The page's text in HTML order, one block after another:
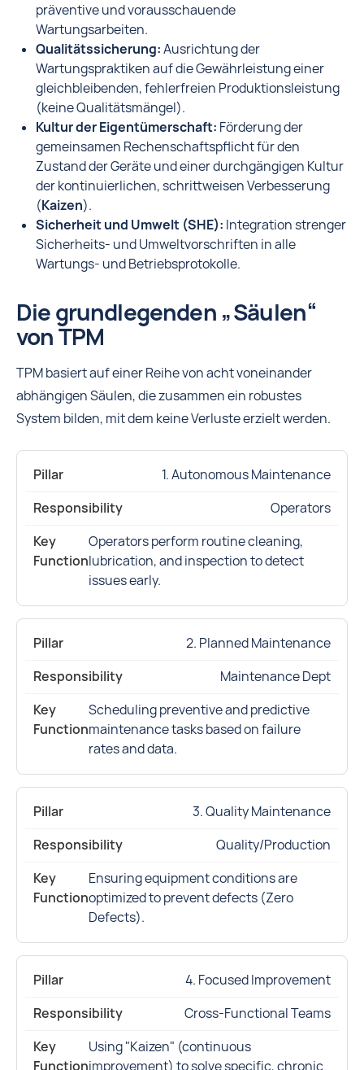
präventive und vorausschauende
Wartungsarbeiten.
Qualitätssicherung:Ausrichtung der
Wartungspraktiken auf die Gewährleistung einer
gleichbleibenden, fehlerfreien Produktionsleistung
(keine Qualitätsmängel).
Kultur der Eigentümerschaft: Förderung der
gemeinsamen Rechenschaftspflicht für den
Zustand der Geräte und einer durchgängigen Kultur
der kontinuierlichen, schrittweisen Verbesserung
(Kaizen).
Sicherheit und Umwelt (SHE): Integration strenger
Sicherheits- und Umweltvorschriften in alle
Wartungs- und Betriebsprotokolle.
Die grundlegenden „Säulen“
von TPM
TPM basiert auf einer Reihe von acht voneinander
abhängigen Säulen, die zusammen ein robustes
System bilden, mit dem keine Verluste erzielt werden.
1. Autonomous Maintenance
Operators
Operators perform routine cleaning,
lubrication, and inspection to detect
issues early.
2. Planned Maintenance
Maintenance Dept
Scheduling preventive and predictive
maintenance tasks based on failure
rates and data.
3. Quality Maintenance
Quality/Production
Ensuring equipment conditions are
optimized to prevent defects (Zero
Defects).
4. Focused Improvement
Cross-Functional Teams
Using "Kaizen" (continuous
improvement) to solve specific, chronic